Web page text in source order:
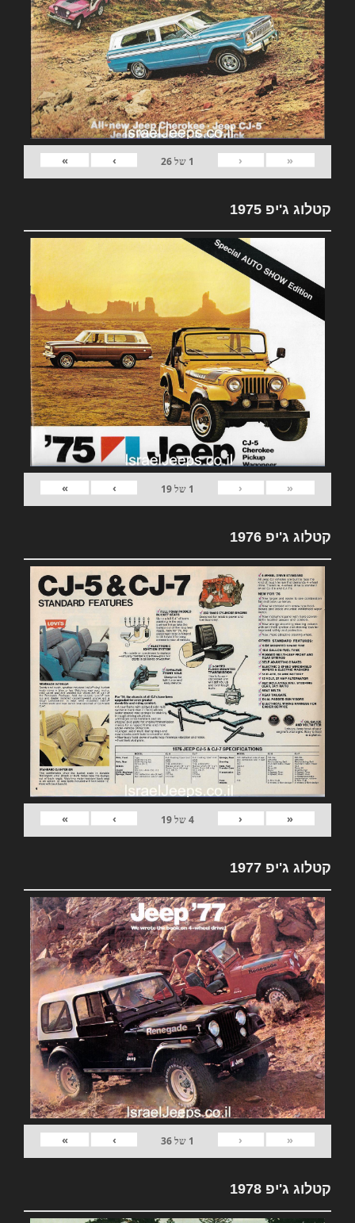
«
‹
1 של26
›
»
קטלוג ג'יפ 1975
«
‹
1 של19
›
»
קטלוג ג'יפ 1976
«
‹
4של19
›
»
קטלוג ג'יפ 1977
«
‹
1 של36
›
»
קטלוג ג'יפ 1978